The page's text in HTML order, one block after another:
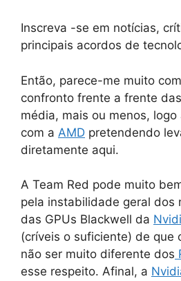
Inscreva -se em notícias,
principais acordos de
Então, parece-me muito
confronto frente a frente
média, mais ou menos, logo
com a AMD pretendendo
diretamente aqui.
A Team Red pode muito
pela instabilidade geral dos
das GPUs Blackwell da
(críveis o suficiente) de que
não ser muito diferente dos
esse respeito. Afinal, a